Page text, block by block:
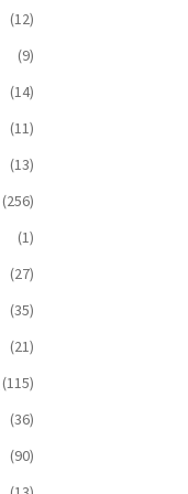
(12)
(9)
(14)
(11)
(13)
(256)
(1)
(27)
(35)
(21)
(115)
(36)
(90)